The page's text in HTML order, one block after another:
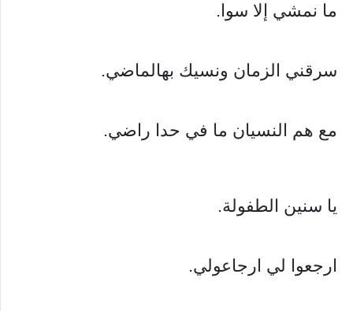
ما نمشي إلا سوا.
سرقني الزمان ونسيك بهالماضي.
مع هم النسيان ما في حدا راضي.
يا سنين الطفولة.
ارجعوا لي ارجاعولي.